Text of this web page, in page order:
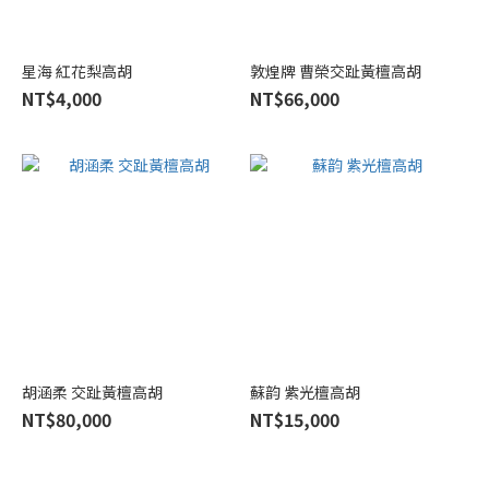
星海 紅花梨高胡
NT$4,000
敦煌牌 曹榮交趾黃檀高胡
NT$66,000
胡涵柔 交趾黃檀高胡
NT$80,000
蘇韵 紫光檀高胡
NT$15,000